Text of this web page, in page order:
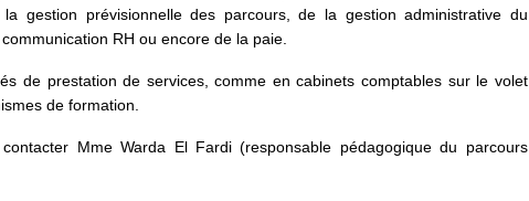
gestion prévisionnelle des parcours, de la gestion administrative du
RH ou encore de la paie.
de prestation de services, comme en cabinets comptables sur le volet
de formation.
Mme Warda El Fardi (responsable pédagogique du parcours